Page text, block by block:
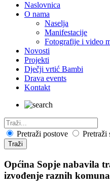
Naslovnica
O nama
Naselja
Manifestacije
Fotografije i video
Novosti
Projekti
Dječji vrtić Bambi
Drava events
Kontakt
Pretraži postove Pretraži
Traži
Općina Sopje nabavila
izvođenje raznih